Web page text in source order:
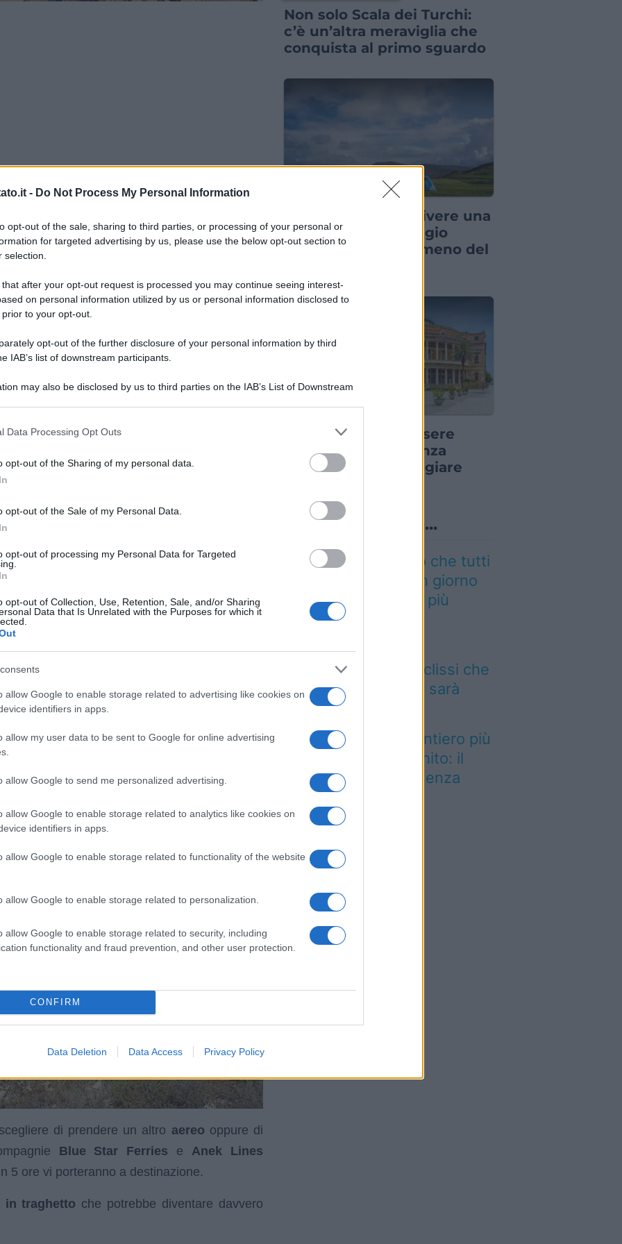
- Do Not Process My Personal Information
opt-out of the sale, sharing to third parties, or processing of your personal or
for targeted advertising by us, please use the below opt-out section to
selection.
that after your opt-out request is processed you may continue seeing interest-
on personal information utilized by us or personal information disclosed to
to your opt-out.
opt-out of the further disclosure of your personal information by third
IAB’s list of downstream participants.
may also be disclosed by us to third parties on the IAB’s List of Downstream
including but not limited to your visit or usage behaviour. You may click to grant or
to Google and its third-party tags to use your data for below specified purposes
consent section.
Data Processing Opt Outs
opt-out of the Sharing of my personal data.
opt-out of the Sale of my Personal Data.
opt-out of processing my Personal Data for Targeted
opt-out of Collection, Use, Retention, Sale, and/or Sharing
Data that Is Unrelated with the Purposes for which it
allow Google to enable storage related to advertising like cookies on
identifiers in apps.
allow my user data to be sent to Google for online advertising
allow Google to send me personalized advertising.
allow Google to enable storage related to analytics like cookies on
identifiers in apps.
allow Google to enable storage related to functionality of the website
allow Google to enable storage related to personalization.
allow Google to enable storage related to security, including
functionality and fraud prevention, and other user protection.
CONFIRM
Data Deletion Data Access Privacy Policy
Karpathos
.
scegliere tra un volo diretto (da Roma
oppure un volo che fa scalo aRodi,Creta
poiraggiungere Karphantos
tantissimi voli diretti dall’Italia (voli low cost
di prendere un altro aereo oppure di
Blue Star Ferries e Anek Lines
5 ore vi porteranno a destinazione.
in traghetto che potrebbe diventare davvero
Non solo Scala dei Turchi:
c’è un’altra meraviglia che
conquista al primo sguardo
GUIDE PER VIAGGIATORI
I Paesi dove puoi vivere una
vacanza in campeggio
spendendo molto meno del
GUIDE PER VIAGGIATORI
Non puoi dire di essere
stato a Palermo senza
provarla: dove mangiare
Lo sapevi che...
Il cammino italiano che tutti
possono fare in un giorno
conquista sempre più
viaggiatori
Il 12 agosto il cielo
cambierà volto: l’eclissi che
mancava dal 1999 sarà
visibile dall’Italia
È stato eletto il sentiero più
bello del Regno Unito: il
paesaggio lascia senza
fiato